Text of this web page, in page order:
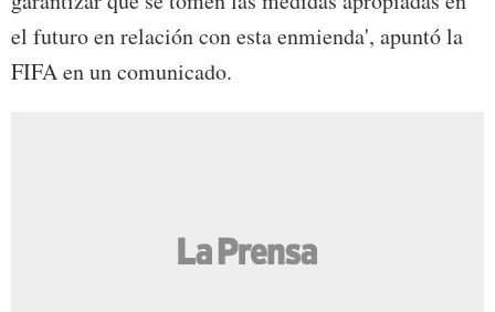
el futuro en relación con esta enmienda', apuntó la
FIFA en un comunicado.